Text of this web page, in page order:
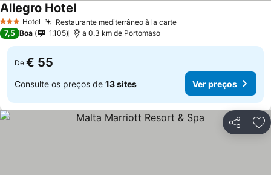
3 EstrelasHotel Restaurante mediterrâneo à la carteVer preços
Allegro HotelVer preços
7,5 Boa 1.105 a 0.3 km de Portomaso
De € 55
Consulte os preços de 13 sites Ver preços
Partilhar